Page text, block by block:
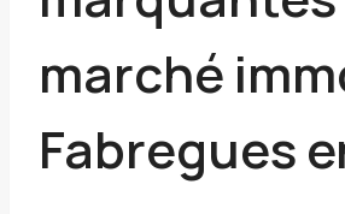
marché
Fabregues